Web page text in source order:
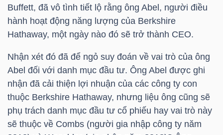
Buffett, đã vô tình tiết lộ rằng ông Abel, người điều
hành hoạt động năng lượng của Berkshire
Hathaway, một ngày nào đó sẽ trở thành CEO.
Nhận xét đó đã để ngỏ suy đoán về vai trò của ông
Abel đối với danh mục đầu tư. Ông Abel được ghi
nhận đã cải thiện lợi nhuận của các công ty con
thuộc Berkshire Hathaway, nhưng liệu ông cũng sẽ
phụ trách danh mục đầu tư cổ phiếu hay vai trò này
sẽ thuộc về Combs (người gia nhập công ty năm
XUẤT
DỮ
LIỆU
Ngành
(-)
VS-
SECTOR